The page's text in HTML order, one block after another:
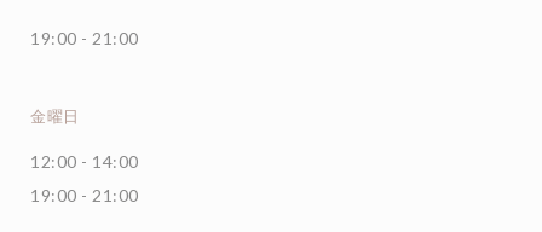
19:00 - 21:00
金曜日
12:00 - 14:00
19:00 - 21:00